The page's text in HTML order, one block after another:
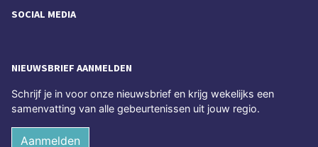
SOCIAL MEDIA
NIEUWSBRIEF AANMELDEN
Schrijf je in voor onze nieuwsbrief en krijg wekelijks een
samenvatting van alle gebeurtenissen uit jouw regio.
Aanmelden